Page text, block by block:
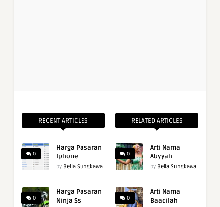
RECENT ARTICLES
0
Harga Pasaran
Iphone
by Bella Sungkawa
0
Harga Pasaran
Ninja Ss
RELATED ARTICLES
0
Arti Nama
Abyyah
by Bella Sungkawa
0
Arti Nama
Baadilah